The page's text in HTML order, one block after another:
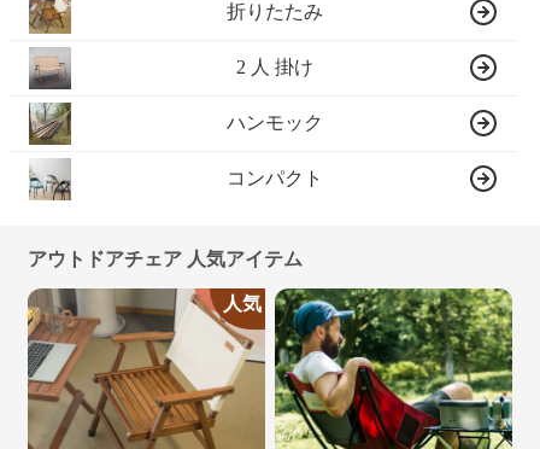
折りたたみ
2 人 掛け
ハンモック
コンパクト
アウトドアチェア 人気アイテム
人気